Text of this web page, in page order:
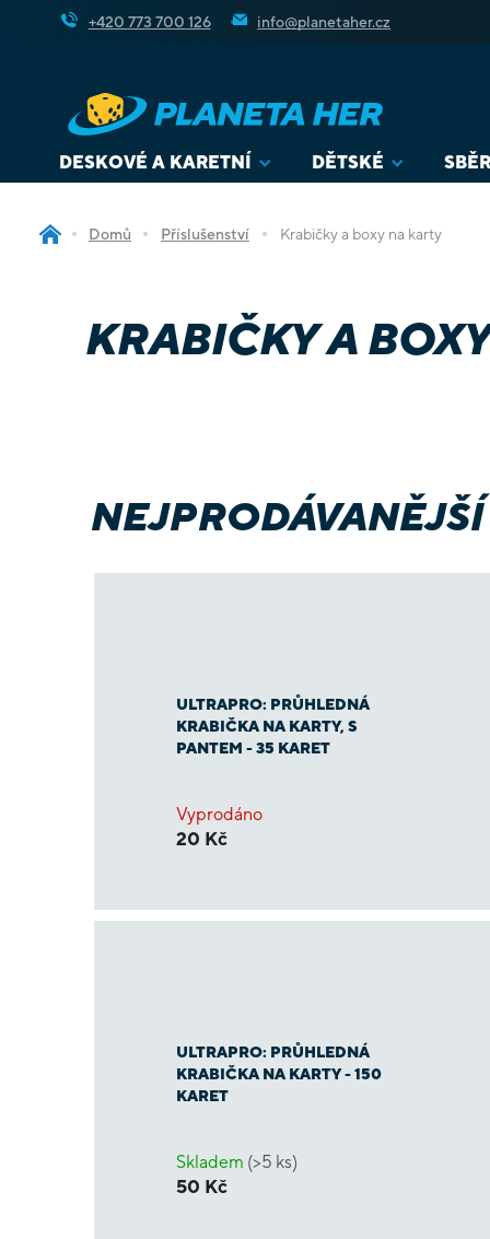
+420 773 700 126 info@planetaher.cz
DESKOVÉ A KARETNÍ DĚTSKÉ
Domů Příslušenství Krabičky a boxy na karty
KRABIČKY A
NEJPRODÁVANĚJŠÍ
ULTRAPRO: PRŮHLEDNÁ
KRABIČKA NA KARTY, S
PANTEM - 35 KARET
Vyprodáno
20 Kč
ULTRAPRO: PRŮHLEDNÁ
KRABIČKA NA KARTY - 150
KARET
Skladem (>5 ks)
50 Kč